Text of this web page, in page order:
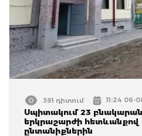
391 դիտում 11:24 06-
Սպիտակում 23
երկրաշարժի
ընտանիքներին